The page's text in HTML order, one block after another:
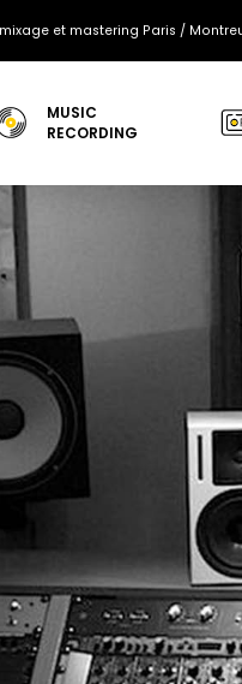
mixage et mastering Paris /
MUSIC
RECORDING